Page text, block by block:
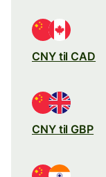
CNY til CAD
CNY til GBP